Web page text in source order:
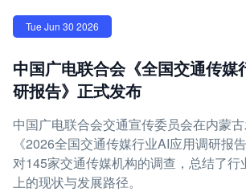
Tue Jun 30 2026
中国广电联合会《全国交通传媒
研报告》正式发布
中国广电联合会交通宣传委员会在内蒙
《2026全国交通传媒行业AI应用调研报
对145家交通传媒机构的调查，总结了行
上的现状与发展路径。